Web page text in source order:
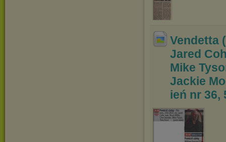
Vendetta
Jared
Mike
Jackie
ień nr 36,